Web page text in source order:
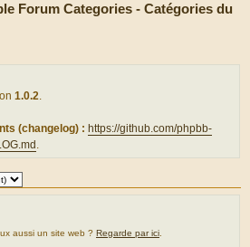
Forum Categories - Catégories du
1.0.2.
(changelog) : https://github.com/phpbb-
.
aussi un site web ? Regarde par ici.